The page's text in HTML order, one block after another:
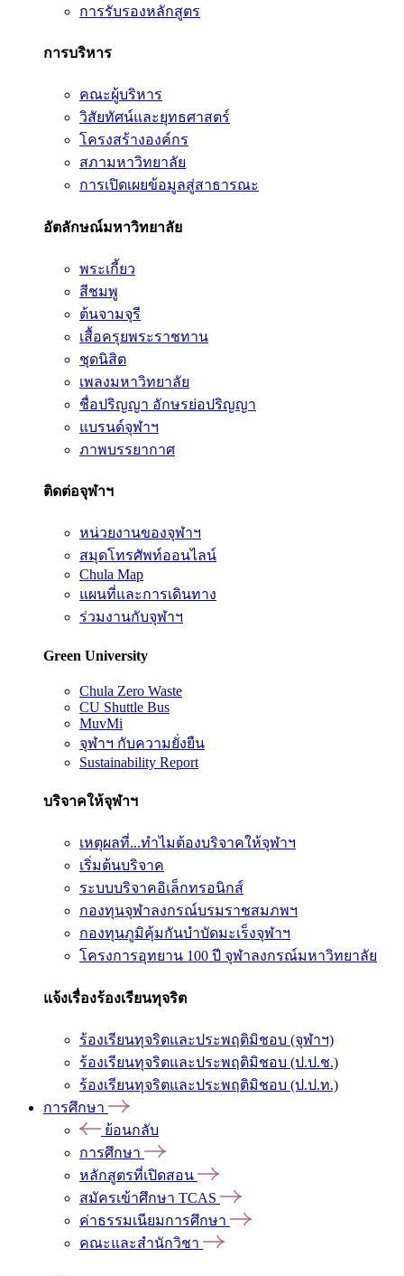
การรับรองหลักสูตร
การบริหาร
คณะผู้บริหาร
วิสัยทัศน์และยุทธศาสตร์
โครงสร้างองค์กร
สภามหาวิทยาลัย
การเปิดเผยข้อมูลสู่สาธารณะ
อัตลักษณ์มหาวิทยาลัย
พระเกี้ยว
สีชมพู
ต้นจามจุรี
เสื้อครุยพระราชทาน
ชุดนิสิต
เพลงมหาวิทยาลัย
ชื่อปริญญา อักษรย่อปริญญา
แบรนด์จุฬาฯ
ภาพบรรยากาศ
ติดต่อจุฬาฯ
หน่วยงานของจุฬาฯ
สมุดโทรศัพท์ออนไลน์
Chula Map
แผนที่และการเดินทาง
ร่วมงานกับจุฬาฯ
Green University
Chula Zero Waste
CU Shuttle Bus
MuvMi
จุฬาฯ กับความยั่งยืน
Sustainability Report
บริจาคให้จุฬาฯ
เหตุผลที่...ทำไมต้องบริจาคให้จุฬาฯ
เริ่มต้นบริจาค
ระบบบริจาคอิเล็กทรอนิกส์
กองทุนจุฬาลงกรณ์บรมราชสมภพฯ
กองทุนภูมิคุ้มกันบำบัดมะเร็งจุฬาฯ
โครงการอุทยาน 100 ปี จุฬาลงกรณ์มหาวิทยาลัย
แจ้งเรื่องร้องเรียนทุจริต
ร้องเรียนทุจริตและประพฤติมิชอบ (จุฬาฯ)
ร้องเรียนทุจริตและประพฤติมิชอบ (ป.ป.ช.)
ร้องเรียนทุจริตและประพฤติมิชอบ (ป.ป.ท.)
การศึกษา
ย้อนกลับ
การศึกษา
หลักสูตรที่เปิดสอน
สมัครเข้าศึกษา TCAS
ค่าธรรมเนียมการศึกษา
คณะและสำนักวิชา